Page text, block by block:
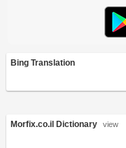
Bing Translation
Morfix.co.il Dictionary view